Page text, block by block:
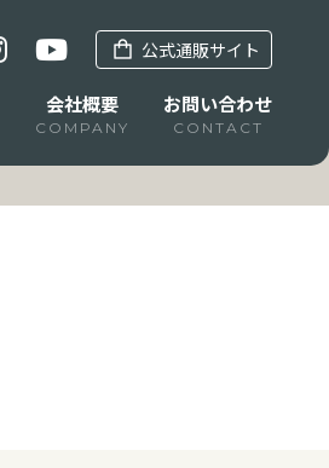
公式通販サイト
会社概要
COMPANY
お問い合わせ
CONTACT